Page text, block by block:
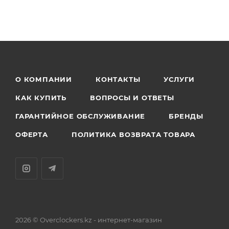
О КОМПАНИИ КОНТАКТЫ УСЛУГИ
КАК КУПИТЬ ВОПРОСЫ И ОТВЕТЫ
ГАРАНТИЙНОЕ ОБСЛУЖИВАНИЕ БРЕНДЫ
ОФЕРТА ПОЛИТИКА ВОЗВРАТА ТОВАРА
2026 © Overclockers.kz - интернет-магазин